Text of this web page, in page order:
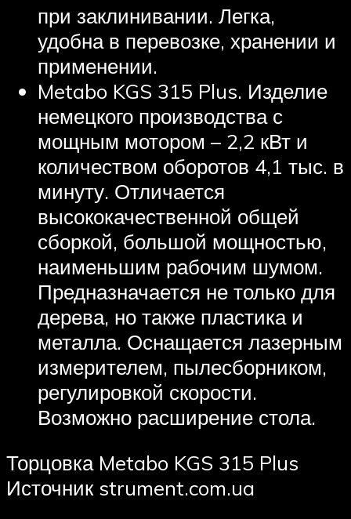
при заклинивании. Легка,
удобна в перевозке, хранении и
применении.
Metabo KGS 315 Plus. Изделие
немецкого производства с
мощным мотором – 2,2 кВт и
количеством оборотов 4,1 тыс. в
минуту. Отличается
высококачественной общей
сборкой, большой мощностью,
наименьшим рабочим шумом.
Предназначается не только для
дерева, но также пластика и
металла. Оснащается лазерным
измерителем, пылесборником,
регулировкой скорости.
Возможно расширение стола.
Торцовка Metabo KGS 315 Plus
Источник strument.com.ua